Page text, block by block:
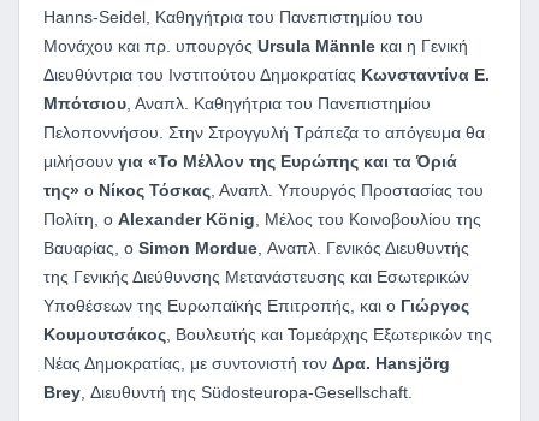
Hanns-Seidel, Καθηγήτρια του Πανεπιστημίου του
Μονάχου και πρ. υπουργός Ursula Männle και η Γενική
Διευθύντρια του Ινστιτούτου Δημοκρατίας Κωνσταντίνα Ε.
Μπότσιου, Αναπλ. Καθηγήτρια του Πανεπιστημίου
Πελοποννήσου. Στην Στρογγυλή Τράπεζα το απόγευμα θα
μιλήσουν για «Το Μέλλον της Ευρώπης και τα Όριά
της» ο Νίκος Τόσκας, Αναπλ. Υπουργός Προστασίας του
Πολίτη, ο Alexander König, Μέλος του Κοινοβουλίου της
Βαυαρίας, ο Simon Mordue, Αναπλ. Γενικός Διευθυντής
της Γενικής Διεύθυνσης Μετανάστευσης και Εσωτερικών
Υποθέσεων της Ευρωπαϊκής Επιτροπής, και ο Γιώργος
Κουμουτσάκος, Βουλευτής και Τομεάρχης Εξωτερικών της
Νέας Δημοκρατίας, με συντονιστή τον Δρα. Hansjörg
Brey, Διευθυντή της Südosteuropa-Gesellschaft.